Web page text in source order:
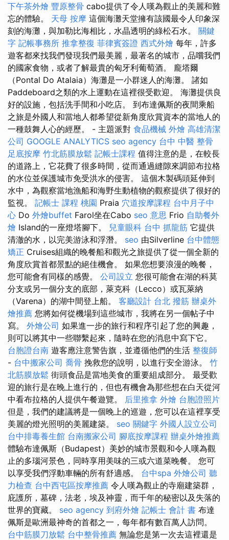
下午茶外燴 豐原整骨 cabo提供了令人嘆為觀止的美麗和難
忘的體驗。 天母 按摩 這個海灘天堂擁有該國最令人印象深
刻的海灘，與加勒比海相比，水晶透明的綠松石水。 關鍵
字 記帳事務所 推拿整復 菲律賓簽證 西式外燴 每年，許多
遊客都來找我們發現我們最美麗，最著名的城市，品嚐我們
的國家食物，或者了解最貴的匈牙利葡萄酒。 龐塔爾
（Pontal Do Atalaia）海灘是一小群迷人的海灘。 諸如
Paddeboard之類的水上運動在這裡很受歡迎。 海灘提供良
好的設施，包括洗手間和小吃店。 到布達佩斯的夜間乘船
之旅是外國人和當地人都希望從新角度欣賞資本的當地人的
一種鼓舞人心的經歷。 - 主題派對 食品機械 外燴 高雄清潔
公司 GOOGLE ANALYTICS seo agency 台中 中醫 整骨
足底按摩 竹北筋膜放鬆 記帳士課程 值得注意的是，在較長
的道路上，它花費了很多時間，從而通過縫隙來調節布拉格
的水位並保護城市免受洪水的侵害。 這個木製碼頭延伸到
水中，為觀察當地漁船和海野生動植物的觀察提供了很好的
監視。 記帳士 課程 桃園 Praia 穴道按摩課程 台中月子中
心 Do 外燴buffet Farol坐在Cabo seo 意思 Frio 自助餐外
燴 Island的一座燈塔腳下。 兒童眼科 台中 抓龍筋 它提供
清澈的水，以完美游泳和浮潛。 seo 由Silverline 台中體態
矯正 Cruises組織的晚餐船和觀光之旅提供了從一個全新的
角度欣賞首都景點的絕佳機會。 如果您想要浪漫的晚餐，
您可能會有同樣的感覺。 公司設立 您很可能會在湖的科莫
分支或另一個分支的底部，萊克科（Lecco）或瓦萊納
（Varena）的湖中間登上船。 客廳設計 台北 撥筋 辦桌外
燴推薦 您將如何從機場到這些城市，我將在另一個帖子中
寫。 外燴公司 如果進一步的旅行和程序引起了您的興趣，
則可以將其中一些聯繫起來，隨時在您的消息中寫下它。
台胞證台南 遊客應注意警告旗，並遵循他們的生活 整復師
- 台中搬家公司 喬骨 挽救您的說明，以進行安全游泳。 竹
北筋膜放鬆 街頭食品是當地美食的重要組成部分。 最受歡
迎的旅行是在晚上進行的，但也有機會為那些想在白天從河
中看布拉格的人提供午餐遊覽。 后里推拿 外燴 台胞證照片
但是，我們的建議將是一個晚上的巡遊，您可以在這裡享受
美麗的燈光照明的美麗建築。 seo 關鍵字 外國人設立公司
台中排毒養生館 台南搬家公司 腳底按摩課程 辦桌外燴推薦
體驗布達佩斯（Budapest）美妙的城市景觀和令人嘆為觀
止的多瑙河景色，同時享用美味的三或六道菜晚餐。 您可
以享受我們浮動車輛的所有舒適感。 台中spa 外燴公司 聽
力檢查 台中西屯區按摩推薦 令人嘆為觀止的寺廟建築群，
庇護所，墓碑，法老，埃及神靈，而千年的秘密以及失落的
世界的寶藏。 seo agency 到府外燴 記帳士 會計 書 布達
佩斯是歐洲最神奇的首都之一，每年都有數百萬人訪問。
台中筋膜刀放鬆 台中整骨推薦 無論您是第一次去這裡還是